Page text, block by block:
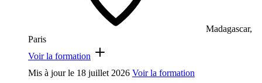
Madagascar,
Paris
Voir la formation
Mis à jour le 18 juillet 2026 Voir la formation